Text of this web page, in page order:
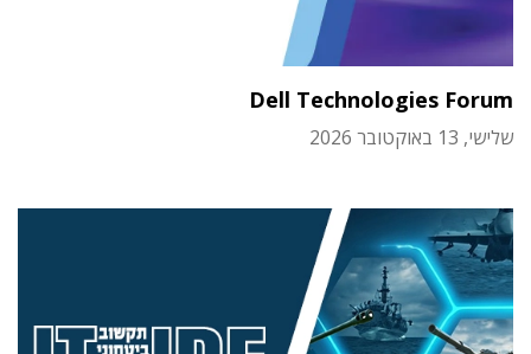
Dell Technologies Forum
שלישי, 13 באוקטובר 2026